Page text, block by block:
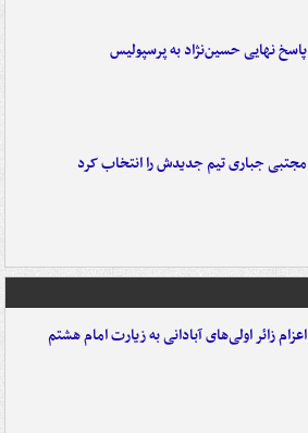
پاسخ نهایی حسین‌نژاد به پرسپولیس
مجتبی جباری تیم جدیدش را انتخاب کرد
اعزام زائر اولی‌های آبادانی به زیارت امام هشتم